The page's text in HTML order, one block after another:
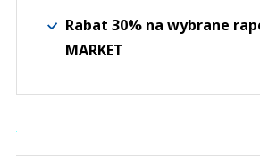
Rabat 30% na wybrane
MARKET